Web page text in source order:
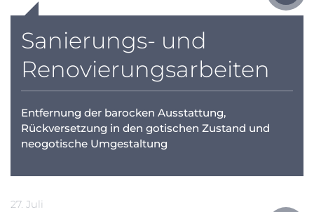
Sanierungs- und
Renovierungsarbeiten
Entfernung der barocken Ausstattung,
Rückversetzung in den gotischen Zustand und
neogotische Umgestaltung
27. Juli